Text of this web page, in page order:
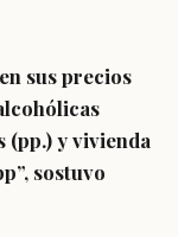
sus precios
(pp.) yvivienda
sostuvo